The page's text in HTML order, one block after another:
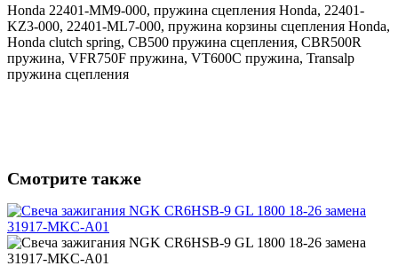
Honda 22401-MM9-000, пружина сцепления Honda, 22401-
KZ3-000, 22401-ML7-000, пружина корзины сцепления Honda,
Honda clutch spring, CB500 пружина сцепления, CBR500R
пружина, VFR750F пружина, VT600C пружина, Transalp
пружина сцепления
Смотрите также